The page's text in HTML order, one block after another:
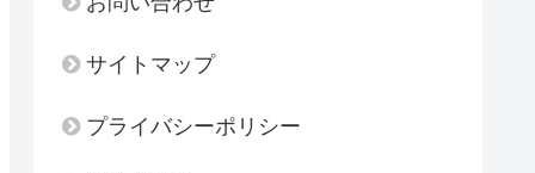
サイトマップ
プライバシーポリシー